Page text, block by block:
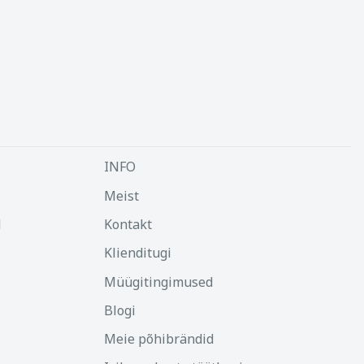
INFO
Meist
Kontakt
Klienditugi
Müügitingimused
Blogi
Meie põhibrändid